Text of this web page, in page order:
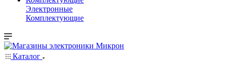
Электронные
Комплектующие
Каталог